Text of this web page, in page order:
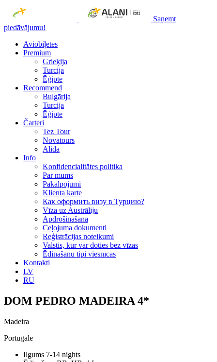
Saņemt
piedāvājumu!
Aviobiļetes
Premium
Grieķija
Turcija
Ēģipte
Recommend
Bulgārija
Turcija
Ēģipte
Čarteri
Tez Tour
Novatours
Alida
Info
Konfidencialitātes politika
Par mums
Рakalpojumi
Klienta karte
Как оформить визу в Турцию?
Vīza uz Austrāliju
Apdrošināšana
Ceļojuma dokumenti
Reģistrācijas noteikumi
Valstis, kur var doties bez vīzas
Ēdināšanu tipi viesnīcās
Kontakti
LV
RU
DOM PEDRO MADEIRA 4*
Madeira
Portugāle
Ilgums 7-14 nights